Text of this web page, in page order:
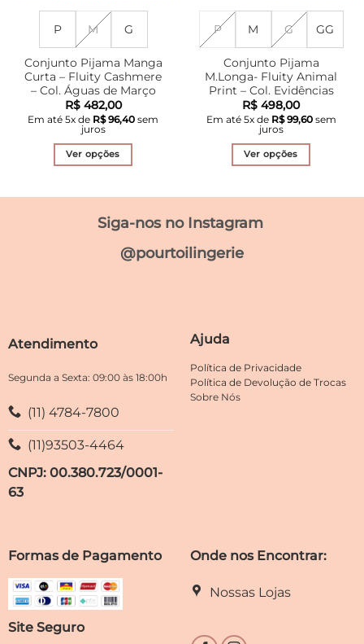
P M G
Conjunto Pijama Manga
Curta – Fluity Cashmere
– Col. Águas de Março
R$482,00
Em até 5x de R$96,40 sem
juros
Ver opções
várias
na
do
P M G GG
Conjunto Pijama
M.Longa- Fluity Animal
Print – Col. Evidências
R$ 498,00
Em até 5x de R$99,60sem
juros
Ver opções
página
do
Siga-nos no Instagram
@pourtoilingerie
Atendimento
Segunda a Sexta: 09:00 às 18:00h
(11) 4784-7800
(11)93503-4464
CNPJ: 00.380.723/0001-
63
Ajuda
Política de Privacidade
Política de Devolução de Trocas
Sobre Nós
Formas de Pagamento
Site Seguro
Onde nos Encontrar:
Nossas Lojas